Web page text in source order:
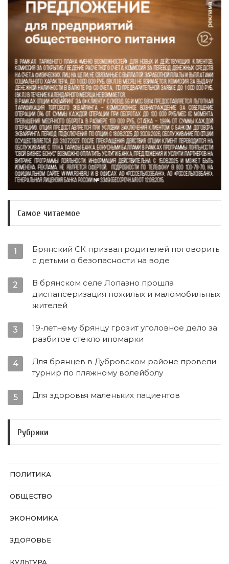
Самое читаемое
1
Брянский СК призвал родителей поговорить
с детьми о безопасности на воде
2
В брянском селе Лопазно прошла
диспансеризация пожилых и маломобильных
жителей
3
19-летнему брянцу грозит уголовное дело за
разбитое стекло иномарки
4
Для брянцев в Дубровском районе провели
турнир по пляжному волейболу
5 Для здоровья маленьких пациентов
Рубрики
ПОЛИТИКА
ОБЩЕСТВО
ЭКОНОМИКА
ЗДОРОВЬЕ
КУЛЬТУРА